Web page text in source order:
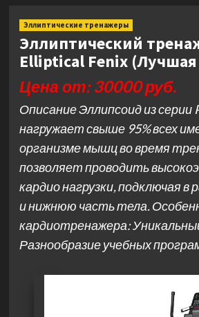
Эллиптические тренажеры
Эллиптический
Elliptical Fenix
Цена от: 30000 руб.
Описание Эллипсоид из серии
нагружает свыше 95% всех
организме мышц во время
позволяет проводить
кардио нагрузки, подключая
и нижнюю часть тела.
кардиотренажера:
Разнообразие учебных